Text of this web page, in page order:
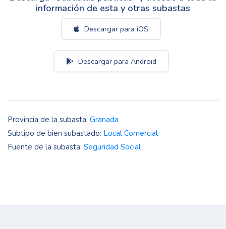
información de esta y otras subastas
Descargar para iOS
Descargar para Android
Provincia de la subasta: Granada
Subtipo de bien subastado: Local Comercial
Fuente de la subasta: Seguridad Social